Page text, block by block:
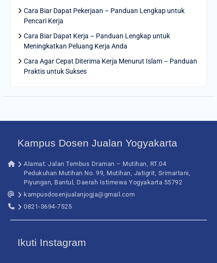
Cara Biar Dapat Pekerjaan – Panduan Lengkap untuk
Pencari Kerja
Cara Biar Dapat Kerja – Panduan Lengkap untuk
Meningkatkan Peluang Kerja Anda
Cara Agar Cepat Diterima Kerja Menurut Islam – Panduan
Praktis untuk Sukses
Kampus Dosen Jualan Yogyakarta
Alamat: Jalan Tembus Draman – Mutihan, RT.04
Pedukuhan Mutihan No. 99, Mutihan, Jatigrit, Srimartani,
Piyungan, Bantul, Daerah Istimewa Yogyakarta 55792
kampusdosenjualanjogja@gmail.com
0821-3694-7525
Ikuti Instagram